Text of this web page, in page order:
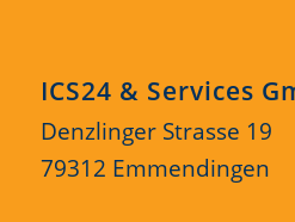
ICS24 & Services
Denzlinger Strasse 19
79312 Emmendingen